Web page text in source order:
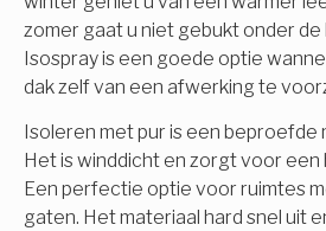
zomer gaat u niet gebukt onder de
Isospray is een goede optie
dak zelf van een afwerking te
Isoleren met pur is een beproefde
Het is winddicht en zorgt voor
Een perfectie optie voor ruimtes
gaten. Het materiaal hard snel uit